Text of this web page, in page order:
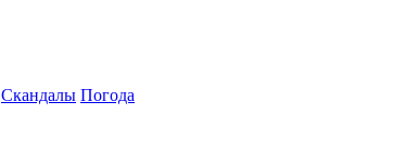
Скандалы Погода